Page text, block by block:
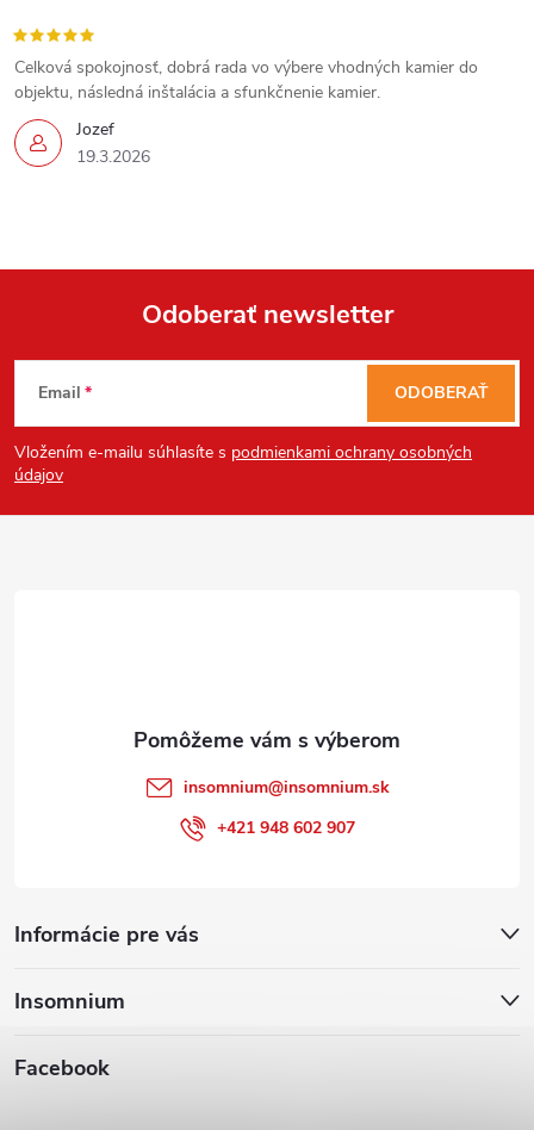
Jozef
19.3.2026
Celková spokojnosť, dobrá rada vo výbere vhodných kamier do
objektu, následná inštalácia a sfunkčnenie kamier.
Z
á
p
Odoberať newsletter
Email
Vložením e-mailu súhlasíte s podmienkami ochrany osobných
údajov
ODOBERAŤ
Informácie pre vás
Insomnium
Facebook
insomnium@insomnium.sk
+421 948 602 907